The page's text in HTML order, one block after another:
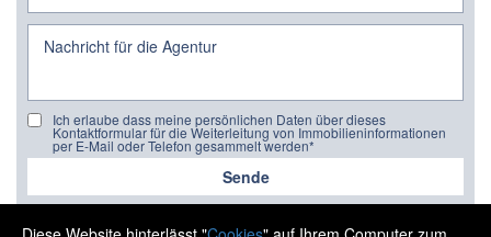
Ich erlaube dass meine persönlichen Daten über dieses
Kontaktformular für die Weiterleitung von Immobilieninformationen
per E-Mail oder Telefon gesammelt werden*
Sende